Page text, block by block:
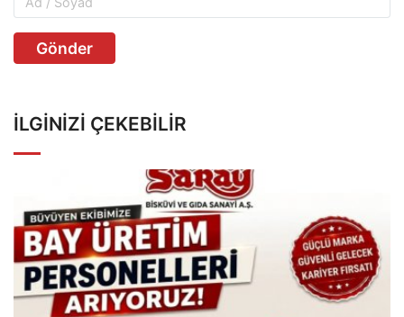
Gönder
İLGINIZI ÇEKEBILIR